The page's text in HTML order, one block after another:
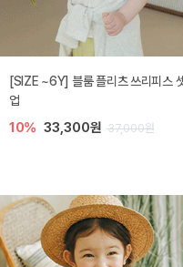
[SIZE ~6Y] 블룸 플리츠 쓰리피스
업
10% 33,300원 37,000원